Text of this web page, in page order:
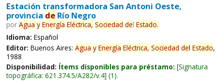
Estación transformadora San Antoni Oeste,
provincia deRío Negro
por Agua y Energía Eléctrica, Sociedad del Estado.
Idioma: Español
Editor: Buenos Aires: Agua y Energía Eléctrica, Sociedad del Estado,
1988
Disponibilidad: Ítems disponibles para préstamo: Signatura
topográfica: 621.374.5/A282/v.4 (1).